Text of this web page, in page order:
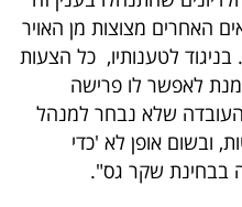
האחרים מצוצות מן האויר
בניגוד לטענותיו, כל הצעות
לאפשר לו פרישה
שלא נבחר למנהל
ובשום אופן לא 'כדי
בבחינת שקר גס".